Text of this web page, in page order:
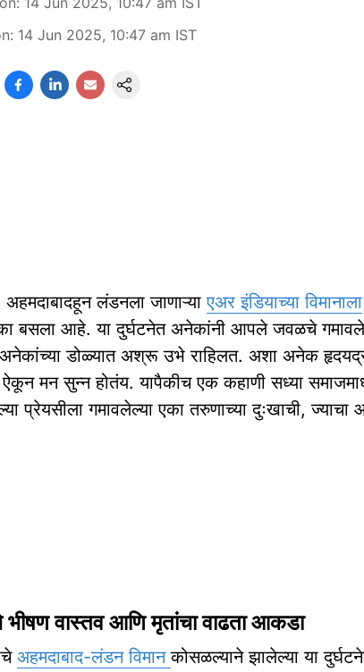
: 14 Jun 2025, 10:47 am IST
अहमदाबादहून लंडनला जाणाऱ्याएअर इंडियाच्या विमानाला
बसला आहे. या दुर्घटनेत अनेकांनी आपले जवळचे गमावले
डोळ्यात अश्रू उभे राहिलत. अशा अनेक
मन सुन्न होतंय. यापैकीच एक कहाणी सध्या
प्रेयसीला गमावलेल्या एका तरुणाच्या दुःखाची,
भीषण वास्तव आणि मृतांचा वाढता आकडा
अहमदाबाद-लंडन विमानकोसळल्याने झालेल्या या